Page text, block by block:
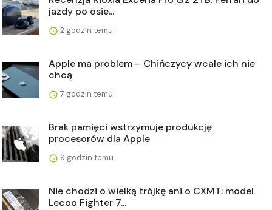
jazdy po osie...
2 godzin temu
Apple ma problem – Chińczycy wcale ich nie
chcą
7 godzin temu
Brak pamięci wstrzymuje produkcję
procesorów dla Apple
9 godzin temu
Nie chodzi o wielką trójkę ani o CXMT: model
Lecoo Fighter 7...